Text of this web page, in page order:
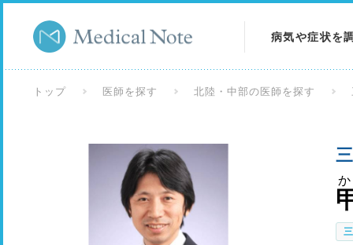
病気や症状を
検査を調べる
トップ 医師を探す 北陸・中部の医師を探す